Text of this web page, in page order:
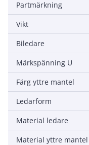
Partmärkning
Vikt
Biledare
Märkspänning U
Färg yttre mantel
Ledarform
Material ledare
Material yttre mantel